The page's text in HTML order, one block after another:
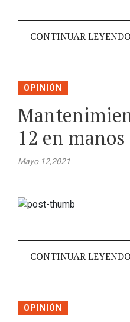
CONTINUAR LEYENDO
OPINIÓN
12 en
Mayo 12,2021
CONTINUAR LEYENDO
OPINIÓN